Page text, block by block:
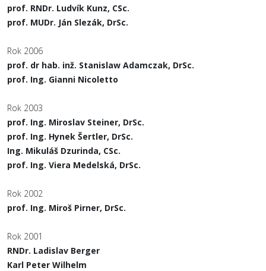
prof. RNDr. Ludvík Kunz, CSc.
prof. MUDr. Ján Slezák, DrSc.
Rok 2006
prof. dr hab. inž. Stanislaw Adamczak, DrSc.
prof. Ing. Gianni Nicoletto
Rok 2003
prof. Ing. Miroslav Steiner, DrSc.
prof. Ing. Hynek Šertler, DrSc.
Ing. Mikuláš Dzurinda, CSc.
prof. Ing. Viera Medelská, DrSc.
Rok 2002
prof. Ing. Miroš Pirner, DrSc.
Rok 2001
RNDr. Ladislav Berger
Karl Peter Wilhelm